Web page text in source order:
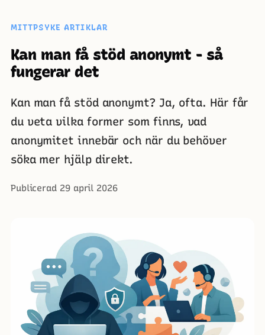
MITTPSYKE ARTIKLAR
Kan man få stöd anonymt - så
fungerar det
Kan man få stöd anonymt? Ja, ofta. Här får
du veta vilka former som finns, vad
anonymitet innebär och när du behöver
söka mer hjälp direkt.
Publicerad 29 april 2026